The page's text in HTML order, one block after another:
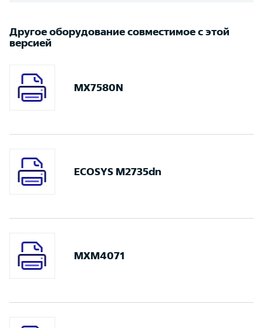
Другое оборудование совместимое с этой
версией
MX7580N
ECOSYS M2735dn
MXM4071